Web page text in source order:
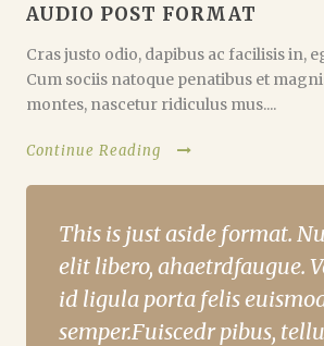
AUDIO POST FORMAT
Cras justo odio, dapibus ac facilisis in,
Cum sociis natoque penatibus et
montes, nascetur ridiculus mus....
Continue Reading
This is just aside format.
elit libero, ahaetrdfaugue.
id ligula porta felis
semper.Fuiscedr pibus,